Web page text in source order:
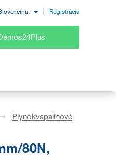
Registrácia
Plynokvapalinové
80N,